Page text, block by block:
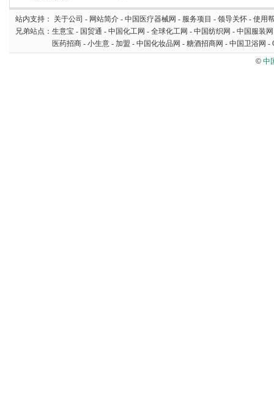
站内支持： 关于公司 - 网站简介 - 中国医疗器械网 - 服务项目 - 领导关怀 - 使用
兄弟站点： 生意宝 - 国贸通 - 中国化工网 - 全球化工网 - 中国纺织网 - 中国服装网
医药招商 - 小生意 - 加盟 - 中国化妆品网 - 糖酒招商网 - 中国卫浴网 -
© 中